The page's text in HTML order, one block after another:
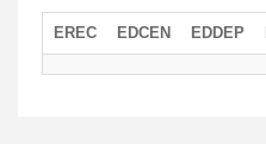
EREC EDCEN EDDEP